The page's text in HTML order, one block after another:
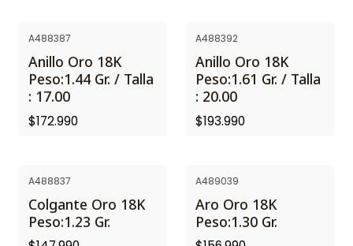
A488387
Anillo Oro 18K
Peso:1.44 Gr. / Talla
: 17.00
$172.990
A488392
Anillo Oro 18K
Peso:1.61 Gr. / Talla
: 20.00
$193.990
A488837
Colgante Oro 18K
Peso:1.23 Gr.
A489039
Aro Oro 18K
Peso:1.30 Gr.